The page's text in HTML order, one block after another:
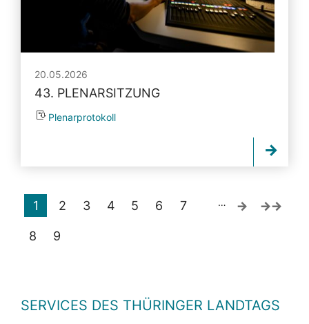
20.05.2026
43. PLENARSITZUNG
Plenarprotokoll
1 2 3 4 5 6 7
8 9
…
SERVICES DES THÜRINGER LANDTAGS